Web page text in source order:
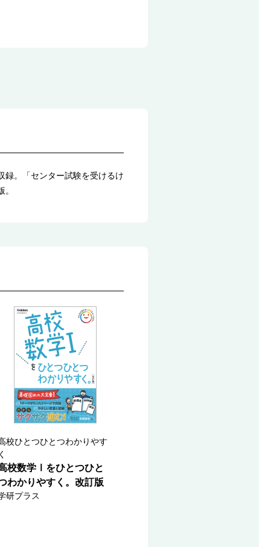
録。「センター試験を受けるけ
校ひとつひとつわかりやす
く
校数学Ⅰをひとつひと
わかりやすく。改訂版
研プラス